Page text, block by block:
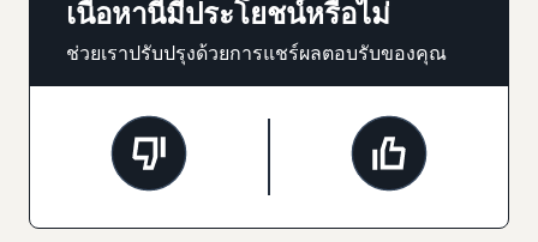
เนื้อหานี้มีประโยชน์หรือไม่
ช่วยเราปรับปรุงด้วยการแชร์ผลตอบรับของคุณ